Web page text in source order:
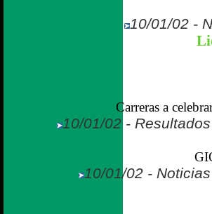
10/01/02 -
Carreras a
10/01/02 -
10/01/02 -